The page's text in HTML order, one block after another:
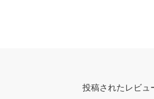
投稿されたレビュ